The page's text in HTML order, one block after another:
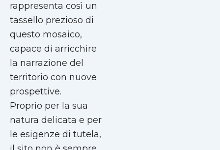
rappresenta così un
tassello prezioso di
questo mosaico,
capace di arricchire
la narrazione del
territorio con nuove
prospettive.
Proprio per la sua
natura delicata e per
le esigenze di tutela,